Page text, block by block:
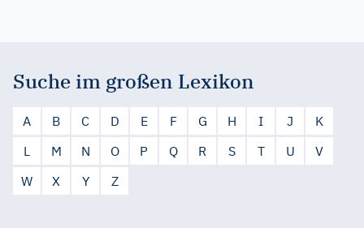
Suche im großen Lexikon
A B C D E F G H I J
K
L
M N O P Q R S T U
V
W
X Y Z